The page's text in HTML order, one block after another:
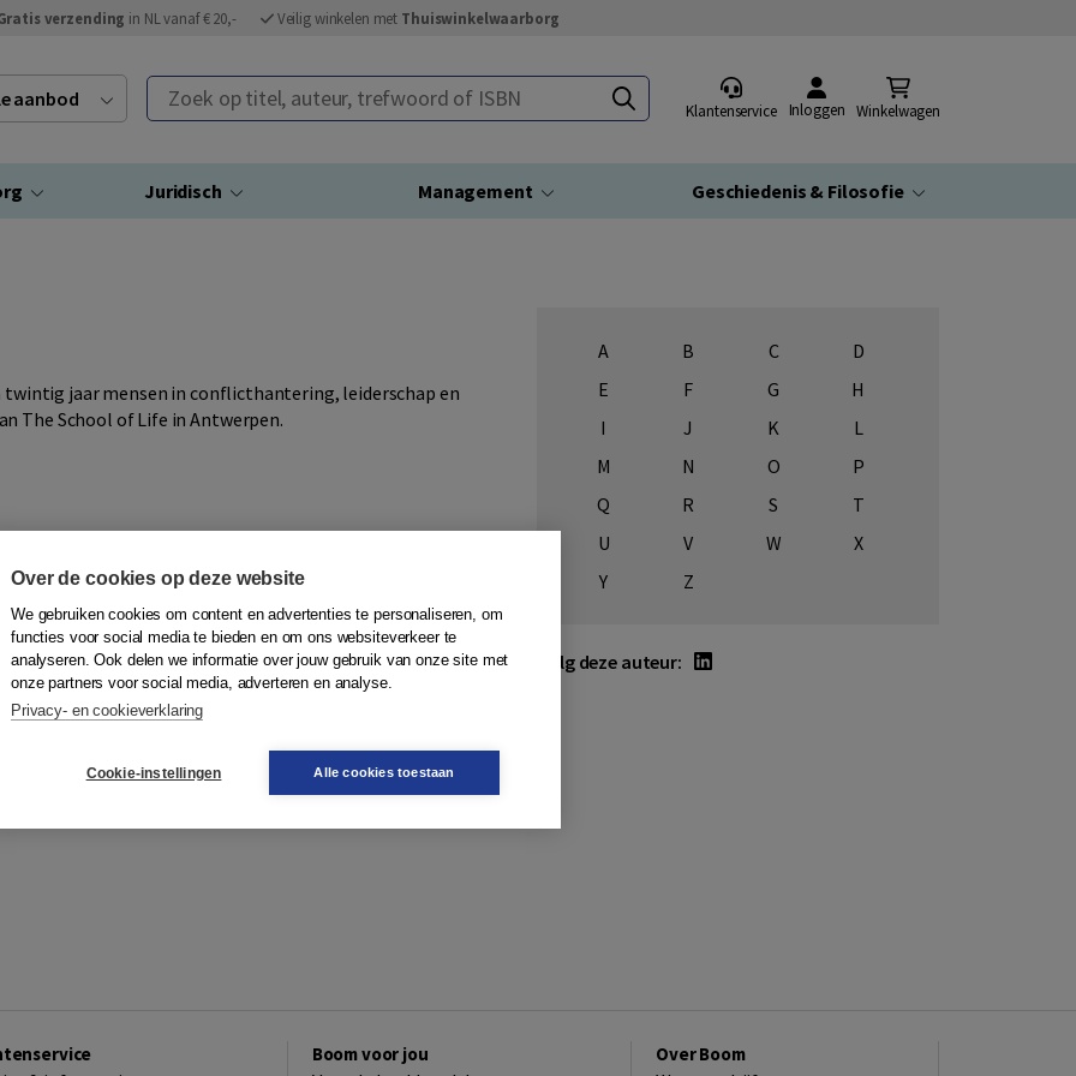
verzending in NL vanaf € 20,- Veilig winkelen met Thuiswinkelwaarborg
aanbod Zoek op titel, auteur, trefwoord of ISBN
Klantenservice Inloggen Winkelwagen
Juridisch Management Geschiedenis & Filosofie
jaar mensen in conflicthantering, leiderschap en
The School of Life in Antwerpen.
A B C
D
E
F G
H
I
J K
L
M
N O
P
Q
R S
T
U
V W
X
Y
Z
Volg deze auteur:
Boom voor jou Over Boom
Over de cookies op deze website
We gebruiken cookies om content en advertenties te personaliseren, om
functies voor social media te bieden en om ons websiteverkeer te
analyseren. Ook delen we informatie over jouw gebruik van onze site met
onze partners voor social media, adverteren en analyse.
Privacy- en cookieverklaring
Cookie-instellingen Alle cookies toestaan